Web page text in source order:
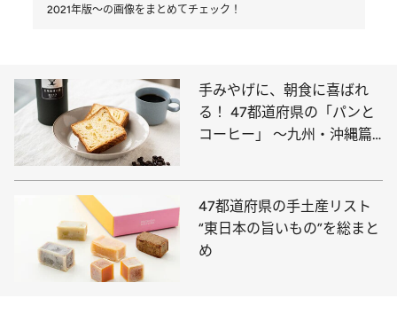
2021年版～の画像をまとめてチェック！
手みやげに、朝食に喜ばれ
る！ 47都道府県の「パンと
コーヒー」 ～九州・沖縄篇
47都道府県の手土産リスト
“東日本の旨いもの”を総まと
め